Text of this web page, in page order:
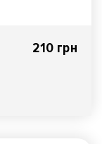
210 грн